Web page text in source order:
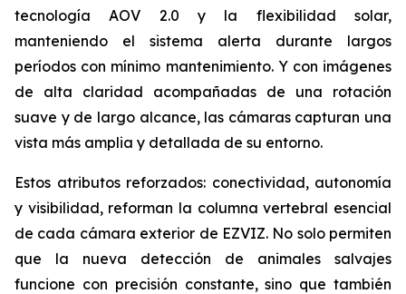
tecnología AOV 2.0 y la flexibilidad solar,
manteniendo el sistema alerta durante largos
períodos con mínimo mantenimiento. Y con imágenes
de alta claridad acompañadas de una rotación
suave y de largo alcance, las cámaras capturan una
vista más amplia y detallada de su entorno.
Estos atributos reforzados: conectividad, autonomía
y visibilidad, reforman la columna vertebral esencial
de cada cámara exterior de EZVIZ. No solo permiten
que la nueva detección de animales salvajes
funcione con precisión constante, sino que también